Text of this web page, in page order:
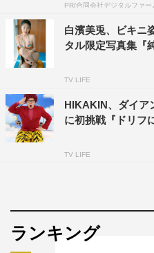
PR(合同会社デジタルファー
白濱美兎、ビキ
タル限定写真集『
TV LIFE
HIKAKIN、ダイア
に初挑戦『ドリフ
TV LIFE
ランキング